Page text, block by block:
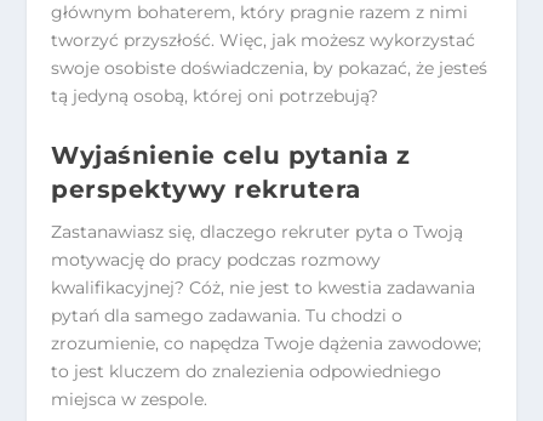
głównym bohaterem, który pragnie razem z nimi
tworzyć przyszłość. Więc, jak możesz wykorzystać
swoje osobiste doświadczenia, by pokazać, że jesteś
tą jedyną osobą, której oni potrzebują?
Wyjaśnienie celu pytania z
perspektywy rekrutera
Zastanawiasz się, dlaczego rekruter pyta o Twoją
motywację do pracy podczas rozmowy
kwalifikacyjnej? Cóż, nie jest to kwestia zadawania
pytań dla samego zadawania. Tu chodzi o
zrozumienie, co napędza Twoje dążenia zawodowe;
to jest kluczem do znalezienia odpowiedniego
miejsca w zespole.